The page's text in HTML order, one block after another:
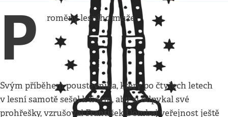
P roměny lesního muže
Svým příběhem poustevníka, který po čtyřech letech
v lesní samotě sešel k lidem, aby si odpykal své
prohřešky, vzrušoval František Dombaj veřejnost ještě